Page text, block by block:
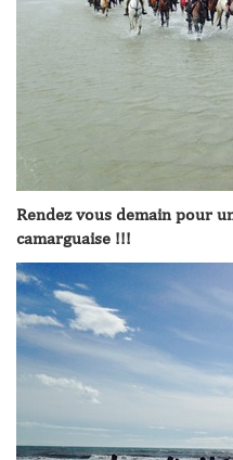
Rendez vous demain pour
camarguaise !!!